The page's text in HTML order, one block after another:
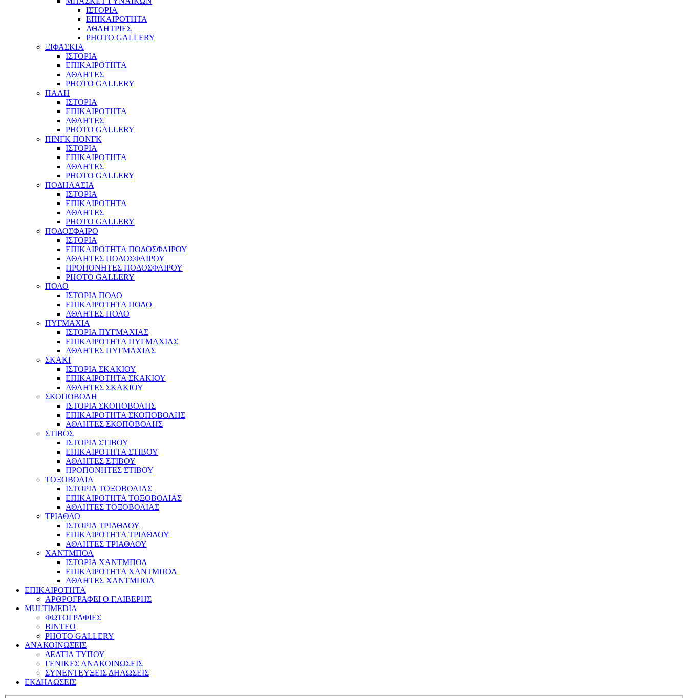
ΙΣΤΟΡΙΑ
ΕΠΙΚΑΙΡΟΤΗΤΑ
ΑΘΛΗΤΡΙΕΣ
PHOTO GALLERY
ΞΙΦΑΣΚΙΑ
ΙΣΤΟΡΙΑ
ΕΠΙΚΑΙΡΟΤΗΤΑ
ΑΘΛΗΤΕΣ
PHOTO GALLERY
ΠΑΛΗ
ΙΣΤΟΡΙΑ
ΕΠΙΚΑΙΡΟΤΗΤΑ
ΑΘΛΗΤΕΣ
PHOTO GALLERY
ΠΙΝΓΚ ΠΟΝΓΚ
ΙΣΤΟΡΙΑ
ΕΠΙΚΑΙΡΟΤΗΤΑ
ΑΘΛΗΤΕΣ
PHOTO GALLERY
ΠΟΔΗΛΑΣΙΑ
ΙΣΤΟΡΙΑ
ΕΠΙΚΑΙΡΟΤΗΤΑ
ΑΘΛΗΤΕΣ
PHOTO GALLERY
ΠΟΔΟΣΦΑΙΡΟ
ΙΣΤΟΡΙΑ
ΕΠΙΚΑΙΡΟΤΗΤΑ ΠΟΔΟΣΦΑΙΡΟΥ
ΑΘΛΗΤΕΣ ΠΟΔΟΣΦΑΙΡΟΥ
ΠΡΟΠΟΝΗΤΕΣ ΠΟΔΟΣΦΑΙΡΟΥ
PHOTO GALLERY
ΠΟΛΟ
ΙΣΤΟΡΙΑ ΠΟΛΟ
ΕΠΙΚΑΙΡΟΤΗΤΑ ΠΟΛΟ
ΑΘΛΗΤΕΣ ΠΟΛΟ
ΠΥΓΜΑΧΙΑ
ΙΣΤΟΡΙΑ ΠΥΓΜΑΧΙΑΣ
ΕΠΙΚΑΙΡΟΤΗΤΑ ΠΥΓΜΑΧΙΑΣ
ΑΘΛΗΤΕΣ ΠΥΓΜΑΧΙΑΣ
ΣΚΑΚΙ
ΙΣΤΟΡΙΑ ΣΚΑΚΙΟΥ
ΕΠΙΚΑΙΡΟΤΗΤΑ ΣΚΑΚΙΟΥ
ΑΘΛΗΤΕΣ ΣΚΑΚΙΟΥ
ΣΚΟΠΟΒΟΛΗ
ΙΣΤΟΡΙΑ ΣΚΟΠΟΒΟΛΗΣ
ΕΠΙΚΑΙΡΟΤΗΤΑ ΣΚΟΠΟΒΟΛΗΣ
ΑΘΛΗΤΕΣ ΣΚΟΠΟΒΟΛΗΣ
ΣΤΙΒΟΣ
ΙΣΤΟΡΙΑ ΣΤΙΒΟΥ
ΕΠΙΚΑΙΡΟΤΗΤΑ ΣΤΙΒΟΥ
ΑΘΛΗΤΕΣ ΣΤΙΒΟΥ
ΠΡΟΠΟΝΗΤΕΣ ΣΤΙΒΟΥ
ΤΟΞΟΒΟΛΙΑ
ΙΣΤΟΡΙΑ ΤΟΞΟΒΟΛΙΑΣ
ΕΠΙΚΑΙΡΟΤΗΤΑ ΤΟΞΟΒΟΛΙΑΣ
ΑΘΛΗΤΕΣ ΤΟΞΟΒΟΛΙΑΣ
ΤΡΙΑΘΛΟ
ΙΣΤΟΡΙΑ ΤΡΙΑΘΛΟΥ
ΕΠΙΚΑΙΡΟΤΗΤΑ ΤΡΙΑΘΛΟΥ
ΑΘΛΗΤΕΣ ΤΡΙΑΘΛΟΥ
ΧΑΝΤΜΠΟΛ
ΙΣΤΟΡΙΑ ΧΑΝΤΜΠΟΛ
ΕΠΙΚΑΙΡΟΤΗΤΑ ΧΑΝΤΜΠΟΛ
ΑΘΛΗΤΕΣ ΧΑΝΤΜΠΟΛ
ΕΠΙΚΑΙΡΟΤΗΤΑ
ΑΡΘΡΟΓΡΑΦΕΙ Ο Γ.ΛΙΒΕΡΗΣ
MULTIMEDIA
ΦΩΤΟΓΡΑΦΙΕΣ
ΒΙΝΤΕΟ
PHOTO GALLERY
ΑΝΑΚΟΙΝΩΣΕΙΣ
ΔΕΛΤΙΑ ΤΥΠΟΥ
ΓΕΝΙΚΕΣ ΑΝΑΚΟΙΝΩΣΕΙΣ
ΣΥΝΕΝΤΕΥΞΕΙΣ ΔΗΛΩΣΕΙΣ
ΕΚΔΗΛΩΣΕΙΣ